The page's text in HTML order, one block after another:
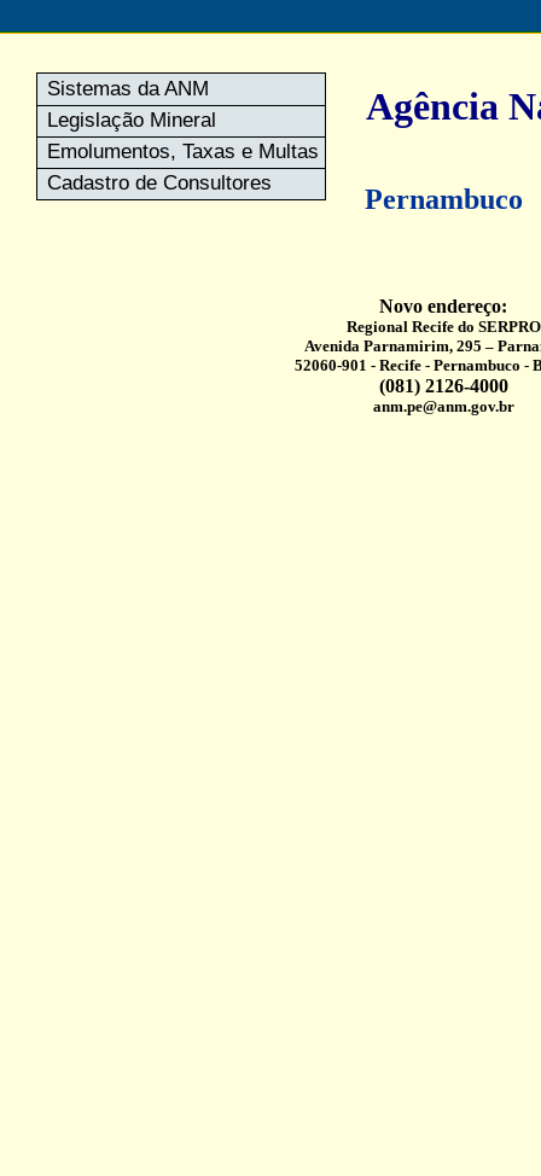
Agência
Pernambuco
Novo endereço:
Regional Recife do SERPRO
Avenida Parnamirim, 295 –
52060-901 - Recife - Pernambuco -
(081) 2126-4000
anm.pe@anm.gov.br
Sistemas da ANM
Legislação Mineral
Emolumentos, Taxas e Multas
Cadastro de Consultores